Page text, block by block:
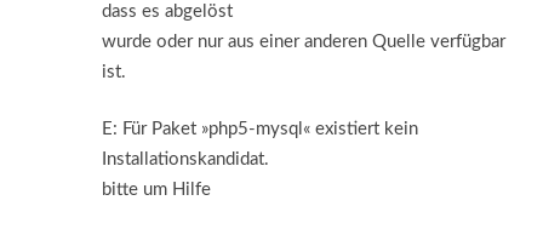
dass es abgelöst
wurde oder nur aus einer anderen Quelle verfügbar
ist.
E: Für Paket »php5-mysql« existiert kein
Installationskandidat.
bitte um Hilfe